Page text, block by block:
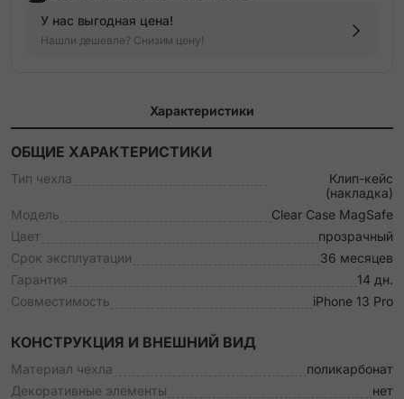
У нас выгодная цена!
Нашли дешевле? Снизим цену!
Характеристики
ОБЩИЕ ХАРАКТЕРИСТИКИ
Тип чехла
Клип-кейс
(накладка)
Модель
Clear Case MagSafe
Цвет
прозрачный
Срок эксплуатации
36 месяцев
Гарантия
14 дн.
Совместимость
iPhone 13 Pro
КОНСТРУКЦИЯ И ВНЕШНИЙ ВИД
Материал чехла
поликарбонат
Декоративные элементы
нет